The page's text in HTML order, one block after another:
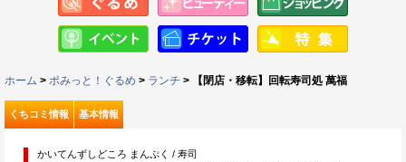
ホーム > ポみっと！ぐるめ > ランチ > 【閉店・移転】回転寿司処 萬福
くちコミ情報 基本情報
かいてんずしどころ まんぷく / 寿司